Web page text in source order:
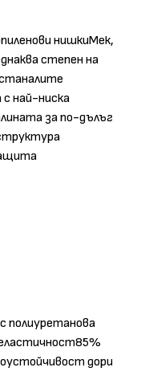
нишкиМек,
степен на
с най-ниска
за по-дълъг
полиуретанова
дори